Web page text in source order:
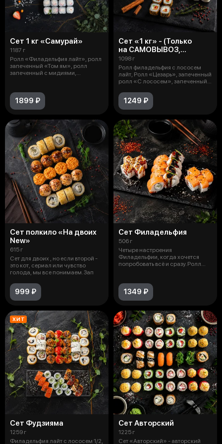
Сет 1 кг «Самурай»
1187 г
Ролл «Филадельфия лайт», ролл
запеченный «Том ям», ролл
запеченный с мидиями,
1899 ₽
Сет «1 кг» - (Только
на САМОВЫВОЗ,
в скидках за баллы - НЕ
уча́ствует!)
1098 г
Ролл филадельфия с лососем
лайт, Ролл «Цезарь», запеченный
ролл «С лососем», запеченный
1249 ₽
Сет полкило «На двоих
New»
615 г
Сет для двоих , но если второй -
это кот, сериал или чувство
голода, мы все понимаем. Зап
999 ₽
Сет Филадельфия
506 г
Четыре настроения
Филадельфии, когда хочется
попробовать всё и сразу. Ролл
1349 ₽
ХИТ
Сет Фудзияма
1259 г
Филадельфия лайт с лососем 1/2,
Сет Авторский
1225 г
Сет «Авторский» - авторский